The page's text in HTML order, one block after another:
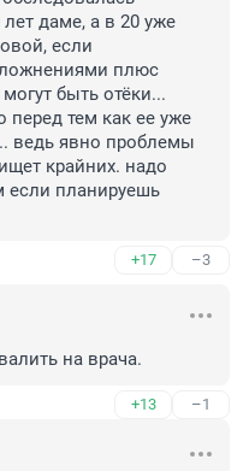
даме, а в 20 уже
если
плюс
быть отёки...
перед тем как ее уже
ведь явно проблемы
крайних. надо
если планируешь
+17 –3
на врача.
+13 –1